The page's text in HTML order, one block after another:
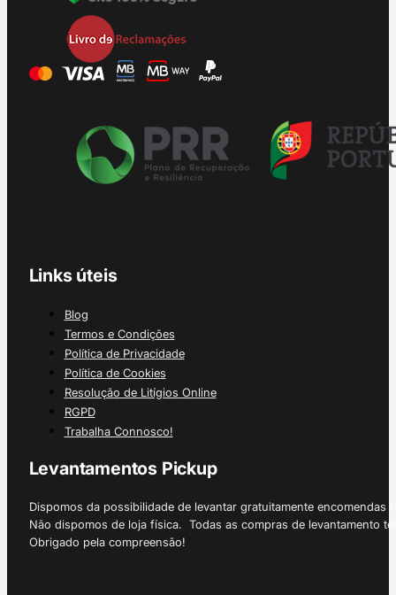
Links úteis
Blog
Termos e Condições
Política de Privacidade
Política de Cookies
Resolução de Litígios Online
RGPD
Trabalha Connosco!
Levantamentos Pickup
Dispomos da possibilidade de levantar gratuitamente
Não dispomos de loja física. Todas as compras de levantamento
Obrigado pela compreensão!